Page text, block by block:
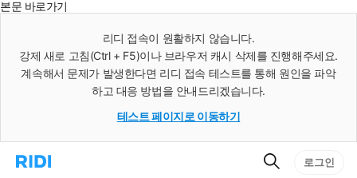
본문 바로가기
리디 접속이 원활하지 않습니다.
강제 새로 고침(Ctrl + F5)이나 브라우저 캐시 삭제를 진행해주세요.
계속해서 문제가 발생한다면 리디 접속 테스트를 통해 원인을 파악
하고 대응 방법을 안내드리겠습니다.
테스트 페이지로 이동하기
리
검
로그인